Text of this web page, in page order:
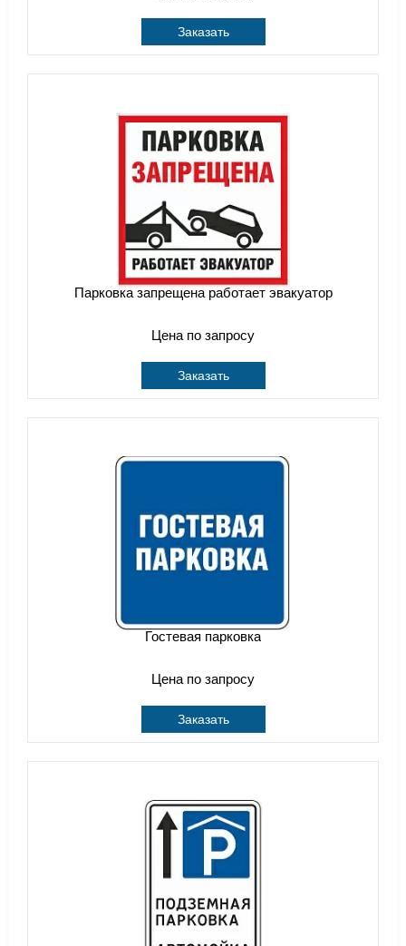
Заказать
Парковка запрещена работает эвакуатор
Цена по запросу
Заказать
Гостевая парковка
Цена по запросу
Заказать